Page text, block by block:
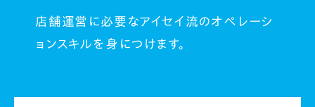
店舗運営に必要なアイセイ流のオペレーシ
ョンスキルを身につけます。